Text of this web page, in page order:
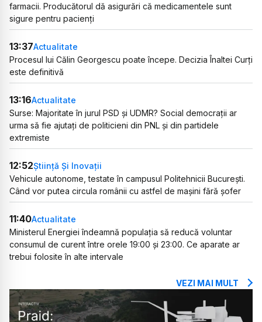
farmacii. Producătorul dă asigurări că medicamentele sunt
sigure pentru pacienți
13:37Actualitate
Procesul lui Călin Georgescu poate începe. Decizia Înaltei Curți
este definitivă
13:16Actualitate
Surse: Majoritate în jurul PSD și UDMR? Social democrații ar
urma să fie ajutați de politicieni din PNL și din partidele
extremiste
12:52Știință Și Inovații
Vehicule autonome, testate în campusul Politehnicii București.
Când vor putea circula românii cu astfel de mașini fără șofer
11:40Actualitate
Ministerul Energiei îndeamnă populația să reducă voluntar
consumul de curent între orele 19:00 și 23:00. Ce aparate ar
trebui folosite în alte intervale
VEZI MAI MULT